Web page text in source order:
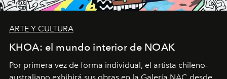
ARTE Y CULTURA
KHOA: el mundo interior de NOAK
Por primera vez de forma individual, el artista chileno-